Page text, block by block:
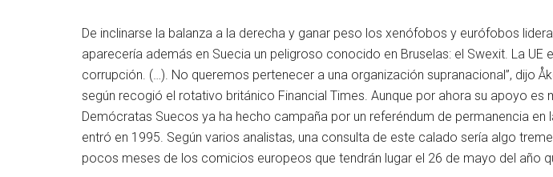
De inclinarse la balanza a la derecha y ganar peso los xenófobos y eurófobos
aparecería además en Suecia un peligroso conocido en Bruselas: el Swexit. La UE
corrupción. (…). No queremos pertenecer a una organización supranacional”, dijo
según recogió el rotativo británico Financial Times. Aunque por ahora su apoyo es
Demócratas Suecos ya ha hecho campaña por un referéndum de permanencia en
entró en 1995. Según varios analistas, una consulta de este calado sería algo
pocos meses de los comicios europeos que tendrán lugar el 26 de mayo del año